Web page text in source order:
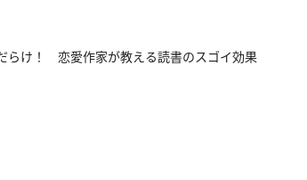
らけ！ 恋愛作家が教える読書のスゴイ効果